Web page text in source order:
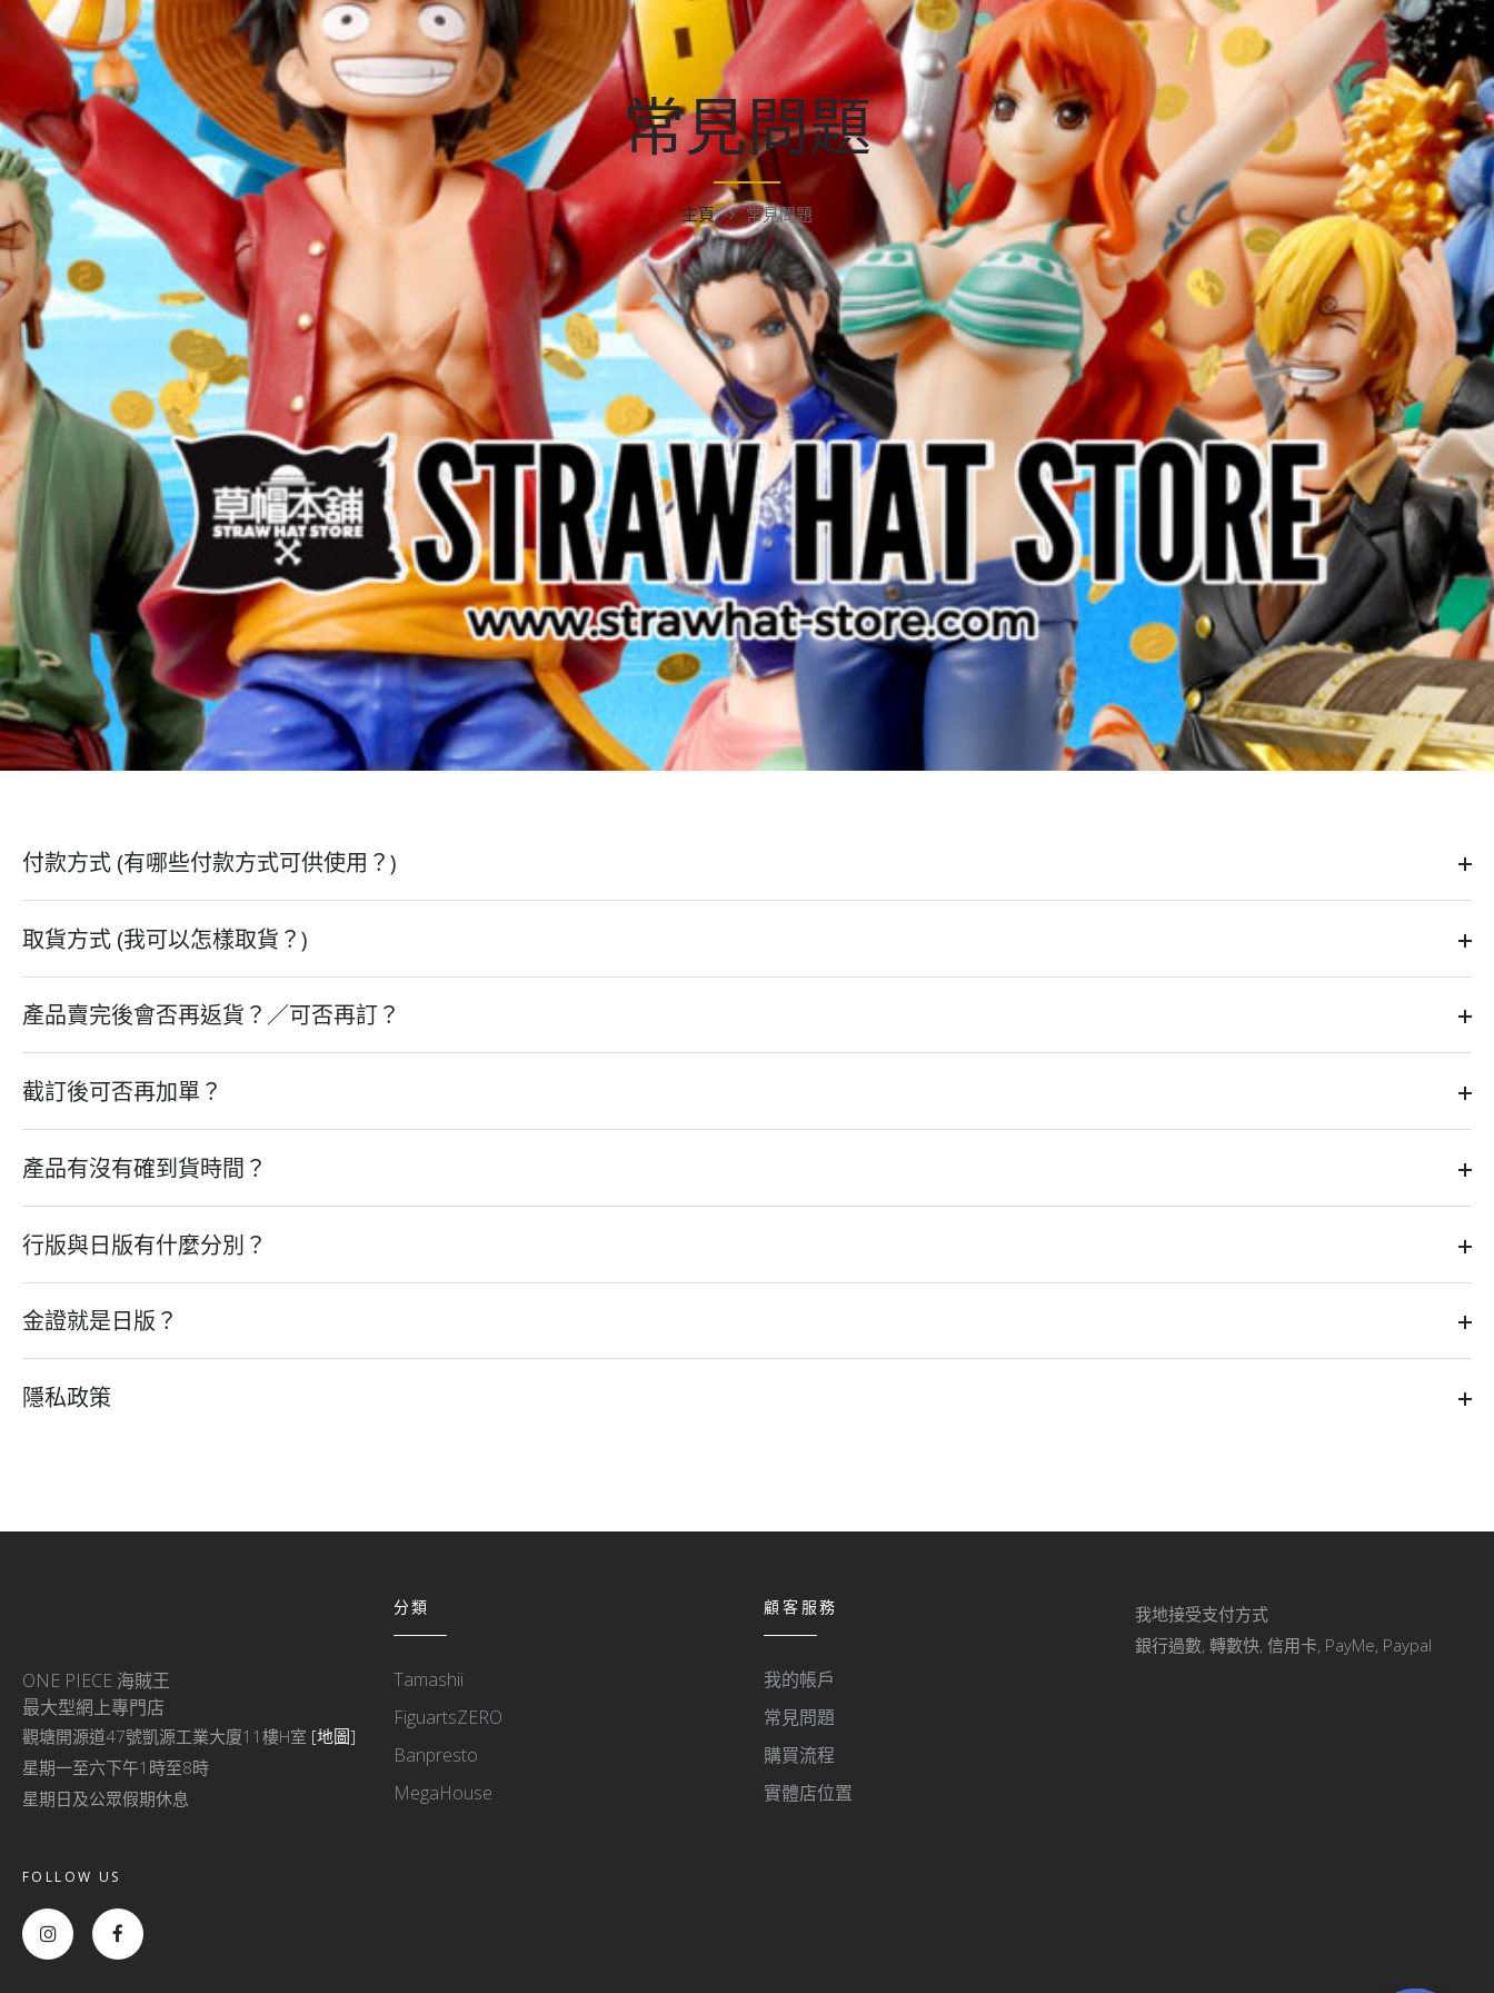
常見問題
主頁 常見問題
付款方式 (有哪些付款方式可供使用？)
取貨方式 (我可以怎樣取貨？)
產品賣完後會否再返貨？／可否再訂？
截訂後可否再加單？
產品有沒有確到貨時間？
行版與日版有什麼分別？
金證就是日版？
隱私政策
ONE PIECE 海賊王
最大型網上專門店
觀塘開源道47號凱源工業大廈11樓H室 [地圖]
星期一至六下午1時至8時
星期日及公眾假期休息
FOLLOW US
分類
Tamashii
FiguartsZERO
Banpresto
MegaHouse
顧客服務
我的帳戶
常見問題
購買流程
實體店位置
我地接受支付方式
銀行過數, 轉數快, 信用卡, PayMe, Paypal